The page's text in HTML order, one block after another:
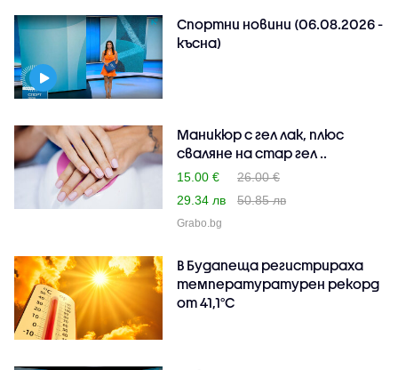
Спортни новини (06.08.2026 -
късна)
Маникюр с гел лак, плюс
сваляне на стар гел ..
15.00 €
26.00 €
29.34 лв
50.85 лв
Grabo.bg
В Будапеща регистрираха
температуратурен рекорд
от 41,1°C